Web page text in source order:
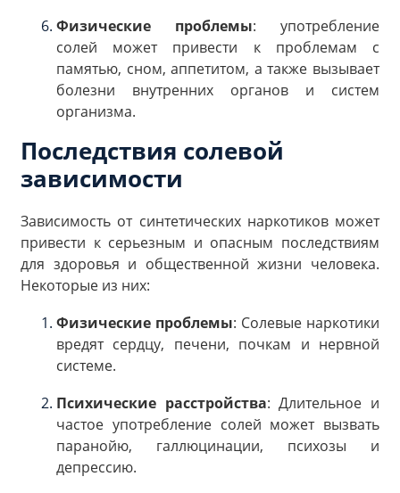
Физические проблемы: употребление
солей может привести к проблемам с
памятью, сном, аппетитом, а также вызывает
болезни внутренних органов и систем
организма.
Последствия солевой
зависимости
Зависимость от синтетических наркотиков может
привести к серьезным и опасным последствиям
для здоровья и общественной жизни человека.
Некоторые из них:
Физические проблемы: Солевые наркотики
вредят сердцу, печени, почкам и нервной
системе.
Психические расстройства: Длительное и
частое употребление солей может вызвать
паранойю, галлюцинации, психозы и
депрессию.